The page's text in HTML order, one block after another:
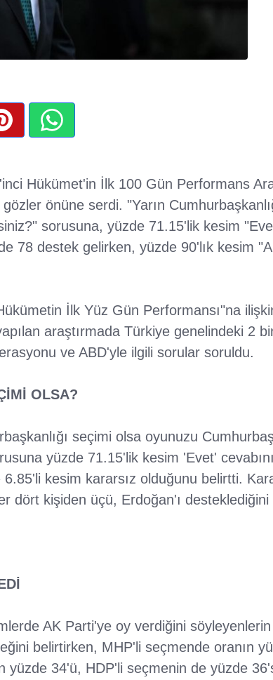
Hükümet'in İlk 100 Gün Performans
önüne serdi. "Yarın
sorusuna, yüzde 71.15'lik kesim
78 destek gelirken, yüzde 90'lık kesim
İlk Yüz Gün Performansı"na
araştırmada Türkiye genelindeki 2
ve ABD'yle ilgili sorular soruldu.
OLSA?
seçimi olsa oyunuzu
yüzde 71.15'lik kesim 'Evet'
kesim kararsız olduğunu belirtti.
dört kişiden üçü, Erdoğan'ı
AK Parti'ye oy verdiğini söyleyenlerin
belirtirken, MHP'li seçmende oranın
yüzde 34'ü, HDP'li seçmenin de yüzde